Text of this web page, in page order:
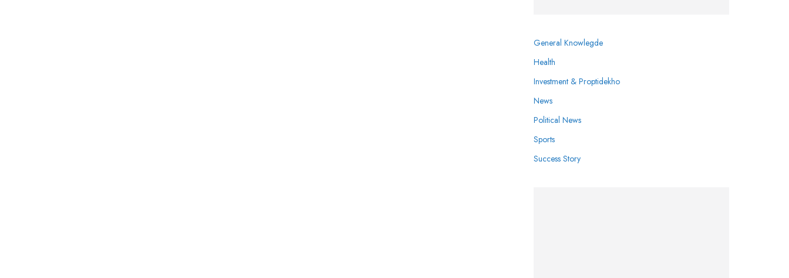
General Knowlegde
Health
Investment & Proptidekho
News
Political News
Sports
Success Story